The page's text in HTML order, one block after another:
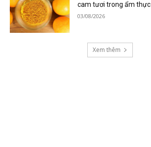
cam tươi trong ẩm thực
03/08/2026
Xem thêm